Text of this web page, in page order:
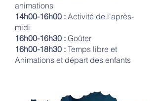
animations
14h00-16h00 : Activité de l'après-
midi
16h00-16h30 : Goûter
16h00-18h30 : Temps libre et
Animations et départ des enfants